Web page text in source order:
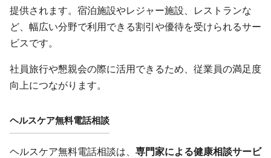
提供されます。宿泊施設やレジャー施設、レストランな
ど、幅広い分野で利用できる割引や優待を受けられるサー
ビスです。
社員旅行や懇親会の際に活用できるため、従業員の満足度
向上につながります。
ヘルスケア無料電話相談
ヘルスケア無料電話相談は、 専門家による健康相談サービ